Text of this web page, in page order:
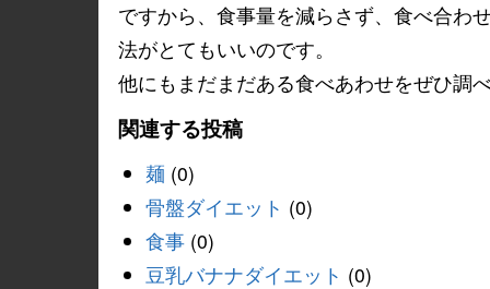
ですから、食事量を減らさず、食べ合わ
法がとてもいいのです。
他にもまだまだある食べあわせをぜひ調
関連する投稿
麺 (0)
骨盤ダイエット (0)
食事 (0)
豆乳バナナダイエット (0)